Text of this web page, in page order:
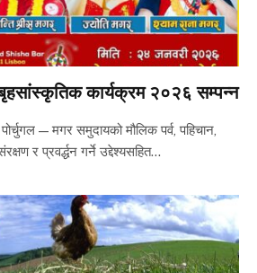
कार्यक्रम २०२६ सम्पन्न
— मगर समुदायको मौलिक पर्व, पहिचान,
र प्रवर्द्धन गर्ने उद्देश्यसहित…